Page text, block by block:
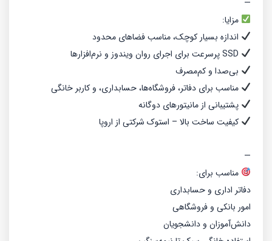
—
مزایا:
اندازه بسیار کوچک، مناسب فضاهای محدود
بی‌صدا و کم‌مصرف
مناسب برای دفاتر، فروشگاه‌ها، حسابداری، و کاربر خانگی
پشتیبانی از مانیتورهای دوگانه
کیفیت ساخت بالا – استوک شرکتی از اروپا
—
مناسب برای:
دفاتر اداری و حسابداری
امور بانکی و فروشگاهی
دانش‌آموزان و دانشجویان